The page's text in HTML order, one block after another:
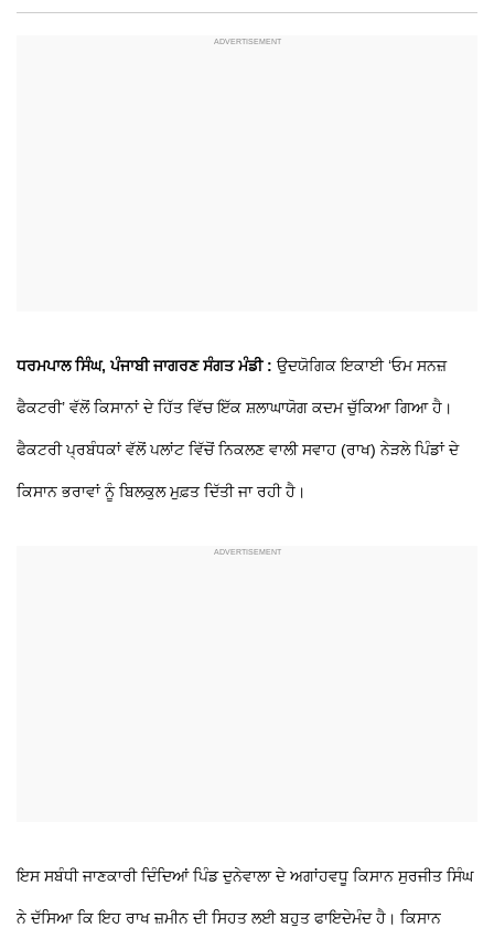
ਧਰਮਪਾਲ ਸਿੰਘ, ਪੰਜਾਬੀ ਜਾਗਰਣ ਸੰਗਤ ਮੰਡੀ : ਉਦਯੋਗਿਕ ਇਕਾਈ ‘ਓਮ ਸਨਜ਼
ਫੈਕਟਰੀ’ ਵੱਲੋਂ ਕਿਸਾਨਾਂ ਦੇ ਹਿੱਤ ਵਿੱਚ ਇੱਕ ਸ਼ਲਾਘਾਯੋਗ ਕਦਮ ਚੁੱਕਿਆ ਗਿਆ ਹੈ।
ਫੈਕਟਰੀ ਪ੍ਰਬੰਧਕਾਂ ਵੱਲੋਂ ਪਲਾਂਟ ਵਿੱਚੋਂ ਨਿਕਲਣ ਵਾਲੀ ਸਵਾਹ (ਰਾਖ) ਨੇੜਲੇ ਪਿੰਡਾਂ ਦੇ
ਕਿਸਾਨ ਭਰਾਵਾਂ ਨੂੰ ਬਿਲਕੁਲ ਮੁਫ਼ਤ ਦਿੱਤੀ ਜਾ ਰਹੀ ਹੈ।
ਇਸ ਸਬੰਧੀ ਜਾਣਕਾਰੀ ਦਿੰਦਿਆਂ ਪਿੰਡ ਦੁਨੇਵਾਲਾ ਦੇ ਅਗਾਂਹਵਧੂ ਕਿਸਾਨ ਸੁਰਜੀਤ ਸਿੰਘ
ਨੇ ਦੱਸਿਆ ਕਿ ਇਹ ਰਾਖ ਜ਼ਮੀਨ ਦੀ ਸਿਹਤ ਲਈ ਬਹੁਤ ਫਾਇਦੇਮੰਦ ਹੈ। ਕਿਸਾਨ